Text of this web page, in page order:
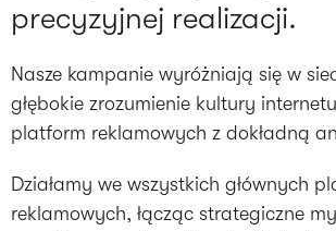
precyzyjnej realizacji.
Nasze kampanie wyróżniają się w
głębokie zrozumienie kultury
platform reklamowych z dokładną
Działamy we wszystkich głównych
reklamowych, łącząc strategiczne